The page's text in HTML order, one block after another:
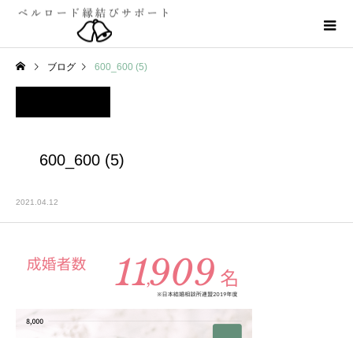
ブログ 600_600 (5)
600_600 (5)
2021.04.12